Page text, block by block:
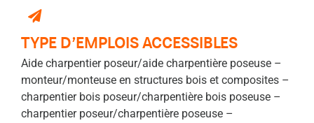
TYPE D’EMPLOIS ACCESSIBLES
Aide charpentier poseur/aide charpentière poseuse –
monteur/monteuse en structures bois et composites –
charpentier bois poseur/charpentière bois poseuse –
charpentier poseur/charpentière poseuse –